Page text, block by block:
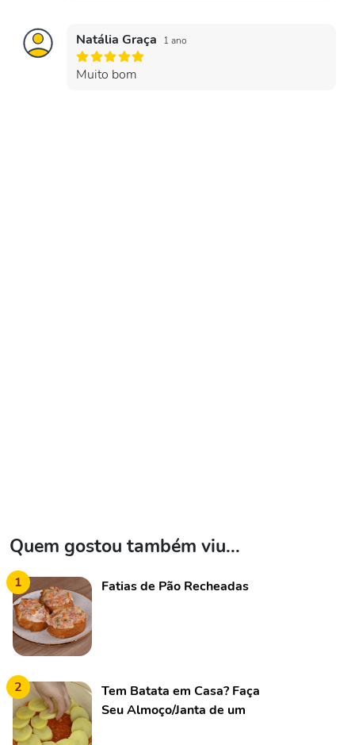
Natália Graça 1 ano
Muito bom
Quem gostou também viu...
1 Fatias de Pão Recheadas
2
Tem Batata em Casa? Faça
Seu Almoço/Janta de um